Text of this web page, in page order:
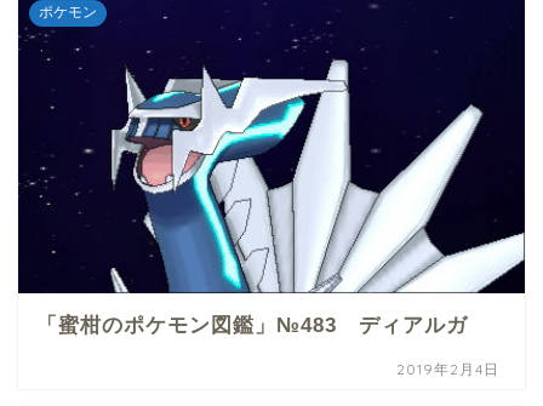
ポケモン
「蜜柑のポケモン図鑑」№483 ディアルガ
2019年2月4日